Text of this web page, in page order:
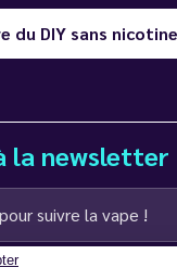
du DIY sans
la newsletter
communications e-mail